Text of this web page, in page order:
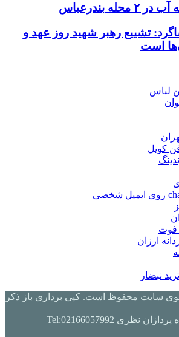
تشییع رهبر شهید روز عهد و
است
کویل
ارزان
نبضار
سایت محفوظ است. کپی برداری باز ذکر
طراحی و پشتیبانی: ایده پردازان نظری Tel:02166057992